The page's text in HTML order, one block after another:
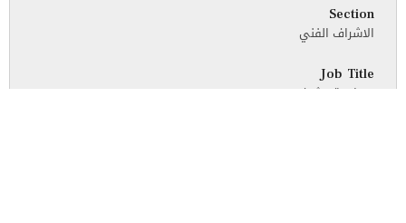
Section
الاشراف الفني
Job Title
مساعدة مشرف مرسم